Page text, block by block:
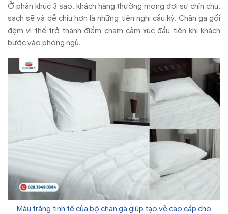
Ở phân khúc 3 sao, khách hàng thường mong đợi sự chỉn chu,
sạch sẽ và dễ chịu hơn là những tiện nghi cầu kỳ. Chăn ga gối
đệm vì thế trở thành điểm chạm cảm xúc đầu tiên khi khách
bước vào phòng ngủ.
Màu trắng tinh tế của bộ chăn ga giúp tạo vẻ cao cấp cho